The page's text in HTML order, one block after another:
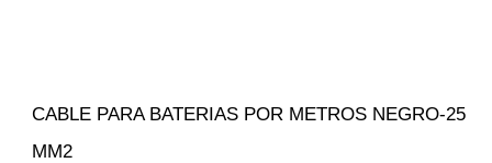
CABLE PARA BATERIAS POR METROS NEGRO-25
MM2